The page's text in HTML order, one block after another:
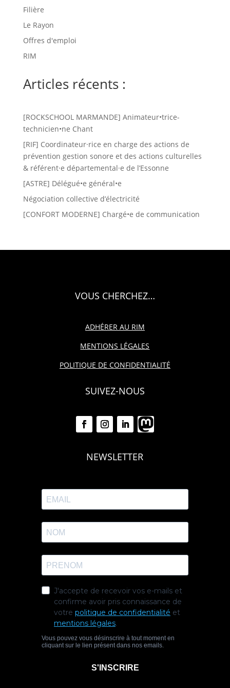
Filière
Le Rayon
Offres d'emploi
RIM
Articles récents :
[ROCKSCHOOL MARMANDE] Animateur•trice-
technicien•ne Chant
[RIF] Coordinateur·rice en charge des actions de
prévention gestion sonore et des actions culturelles
& référent·e départemental·e de l’Essonne
[ASTRE] Délégué•e général•e
Négociation collective d’électricité
[CONFORT MODERNE] Chargé•e de communication
VOUS CHERCHEZ…
ADHÉRER AU RIM
MENTIONS LÉGALES
POLITIQUE DE CONFIDENTIALITÉ
SUIVEZ-NOUS
NEWSLETTER